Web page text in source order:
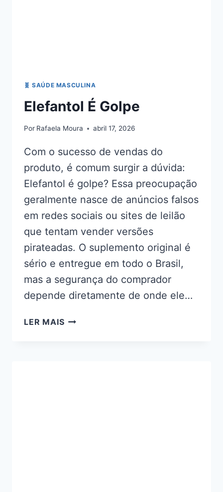
🧬 SAÚDE MASCULINA
Elefantol É Golpe
Por Rafaela Moura abril 17, 2026
Com o sucesso de vendas do
produto, é comum surgir a dúvida:
Elefantol é golpe? Essa preocupação
geralmente nasce de anúncios falsos
em redes sociais ou sites de leilão
que tentam vender versões
pirateadas. O suplemento original é
sério e entregue em todo o Brasil,
mas a segurança do comprador
depende diretamente de onde ele…
LER MAISELEFANTOL